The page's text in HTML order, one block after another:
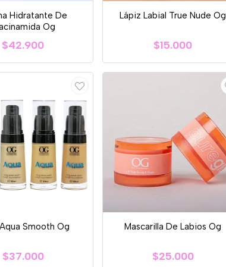
Hidratante De
Og
$42.900
Lápiz Labial True Nude Og
$15.000
Smooth Og
$37.000
Mascarilla De Labios Og
$25.000